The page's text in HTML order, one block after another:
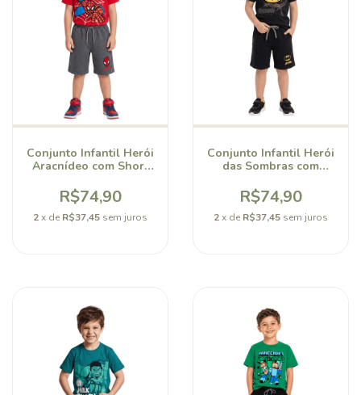
Conjunto Infantil Herói
Aracnídeo com Short
R$74,90
2x de R$37,45 sem juros
Conjunto Infantil Herói
das Sombras com
Bellory
R$74,90
2x de R$37,45 sem juros